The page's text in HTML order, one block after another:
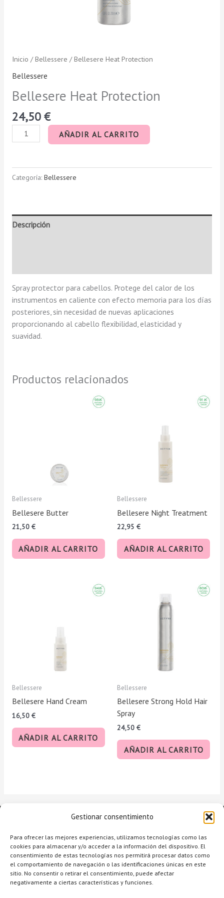
Gestionar consentimiento
Para ofrecer las mejores experiencias, utilizamos tecnologías como las
cookies para almacenar y/o acceder a la información del dispositivo. El
consentimiento de estas tecnologías nos permitirá procesar datos como
el comportamiento de navegación o las identificaciones únicas en este
sitio. No consentir o retirar el consentimiento, puede afectar
negativamente a ciertas características y funciones.
Inicio /Bellessere / Bellesere Heat Protection
Bellessere
Bellesere Heat Protection
24,50 €
AÑADIR AL CARRITO
Categoría: Bellessere
Descripción
Spray protector para cabellos. Protege del calor de los
instrumentos en caliente con efecto memoria para los días
posteriores, sin necesidad de nuevas aplicaciones
proporcionando al cabello flexibilidad, elasticidad y
suavidad.
Productos relacionados
Bellessere
Bellesere Butter
21,50 €
AÑADIR AL CARRITO
Bellessere
Bellesere Night Treatment
22,95 €
AÑADIR AL CARRITO
Bellessere
Bellesere Hand Cream
16,50 €
AÑADIR AL CARRITO
Bellessere
Bellesere Strong Hold Hair
Spray
24,50 €
AÑADIR AL CARRITO